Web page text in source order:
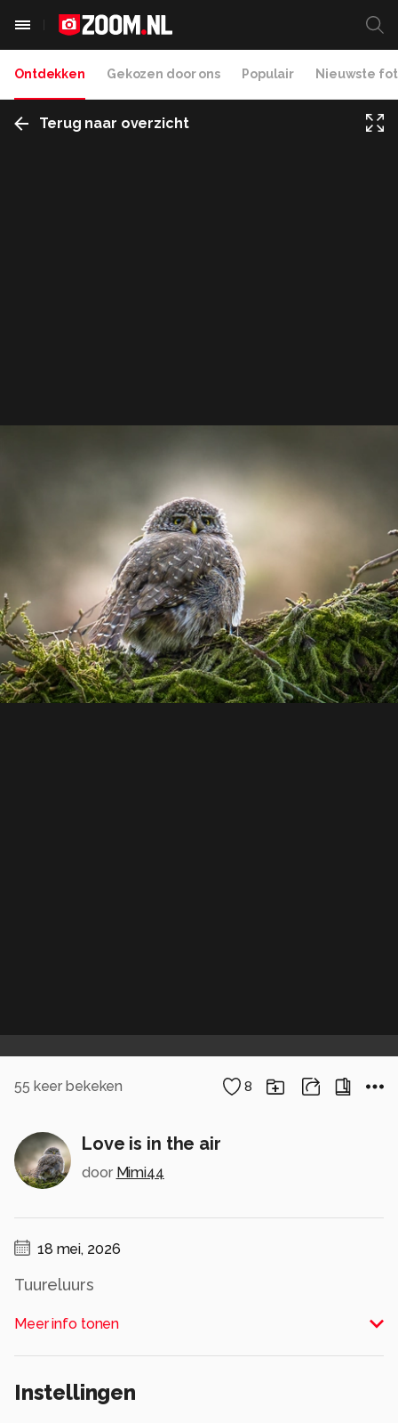
Ontdekken Gekozen door ons Populair Nieuwste
Terug naar overzicht
55 keer bekeken 8
Love is in the air
door Mimi44
18 mei, 2026
Tuureluurs
Alle rechten voorbehouden
Meer info tonen
Instellingen